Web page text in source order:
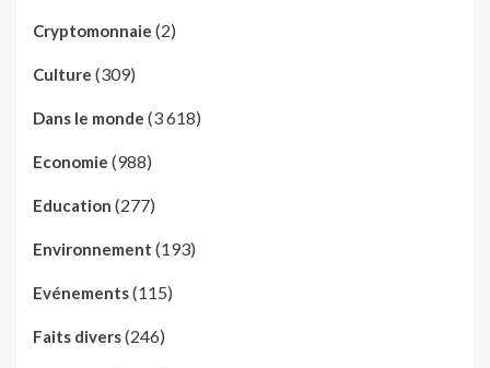
Cryptomonnaie (2)
Culture (309)
Dans le monde (3 618)
Economie (988)
Education (277)
Environnement (193)
Evénements(115)
Faits divers(246)